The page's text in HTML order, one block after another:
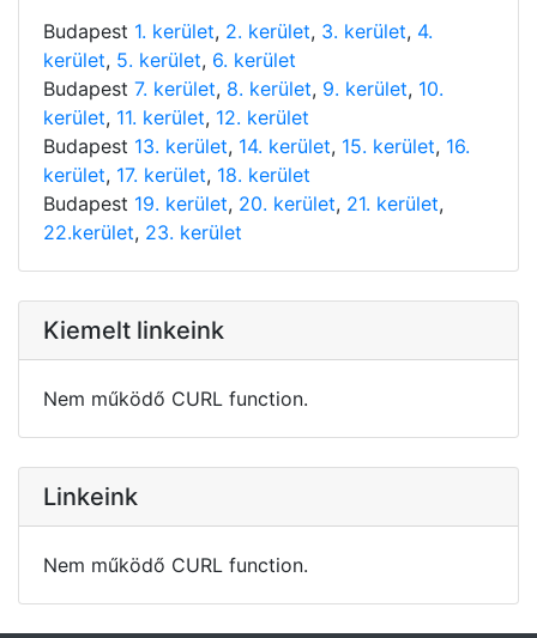
Budapest 1. kerület, 2. kerület, 3. kerület, 4.
kerület, 5. kerület, 6. kerület
Budapest 7. kerület, 8. kerület, 9. kerület, 10.
kerület, 11. kerület, 12. kerület
Budapest 13. kerület, 14. kerület, 15. kerület, 16.
kerület, 17. kerület, 18. kerület
Budapest 19. kerület, 20. kerület, 21. kerület,
22.kerület, 23. kerület
Kiemelt linkeink
Nem működő CURL function.
Linkeink
Nem működő CURL function.